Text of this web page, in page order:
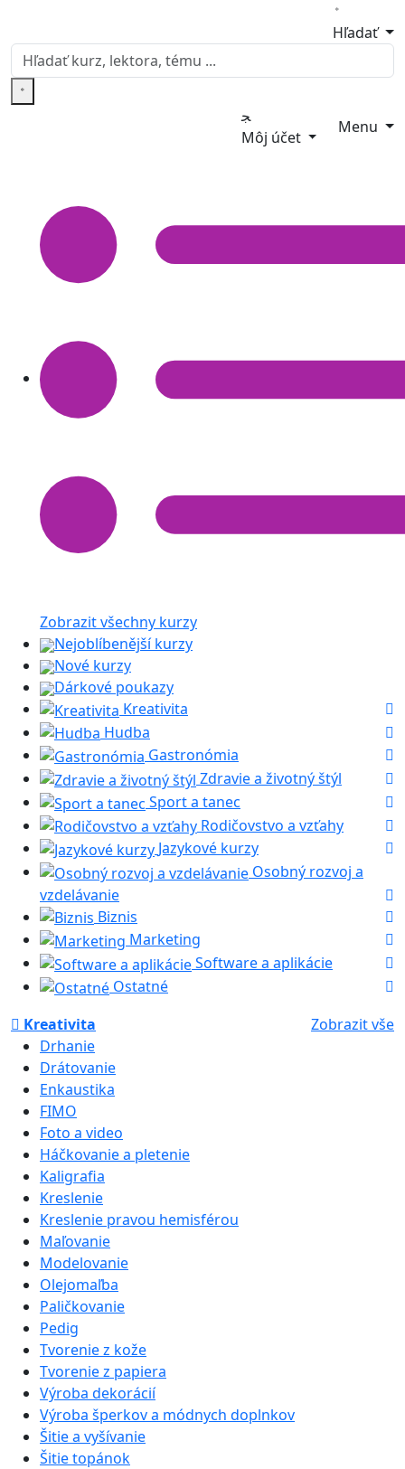
Hľadať
Môj účet
Menu
Zobrazit všechny kurzy
Nejoblíbenější kurzy
Nové kurzy
Dárkové poukazy
Kreativita
Hudba
Gastronómia
Zdravie a životný štýl
Sport a tanec
Rodičovstvo a vzťahy
Jazykové kurzy
Osobný rozvoj a
vzdelávanie
Biznis
Marketing
Software a aplikácie
Ostatné
Kreativita
Zobrazit vše
Drhanie
Drátovanie
Enkaustika
FIMO
Foto a video
Háčkovanie a pletenie
Kaligrafia
Kreslenie
Kreslenie pravou hemisférou
Maľovanie
Modelovanie
Olejomaľba
Paličkovanie
Pedig
Tvorenie z kože
Tvorenie z papiera
Výroba dekorácií
Výroba šperkov a módnych doplnkov
Šitie a vyšívanie
Šitie topánok